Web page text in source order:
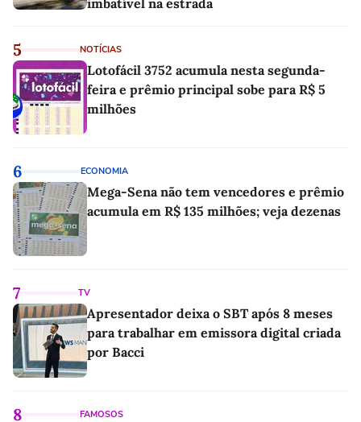
imbatível na estrada
5 NOTÍCIAS
Lotofácil 3752 acumula nesta segunda-
feira e prêmio principal sobe para R$ 5
milhões
6 ECONOMIA
Mega-Sena não tem vencedores e prêmio
acumula em R$ 135 milhões; veja dezenas
7 TV
Apresentador deixa o SBT após 8 meses
para trabalhar em emissora digital criada
por Bacci
8 FAMOSOS